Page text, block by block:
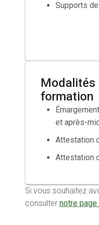
Si besoin faire
Supports
Modalités
formation
et après-
Attestation
Attestation
Si vous souhaitez
consulter notre